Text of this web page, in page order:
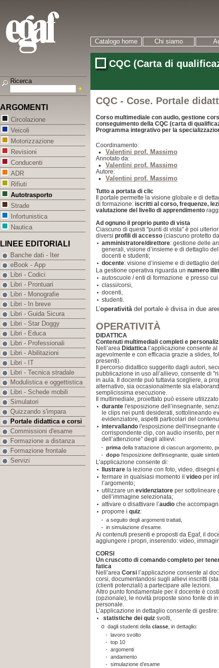
Catalogo home Chi siamo
CQC (Carta di
CQC - Cose. Portale
Corso multimediale con audio, gestione
conseguimento della CQC (carta di
Programma integrativo per la
Coordinamento:
Valentini prof. Massimo
Annotato da:
Valentini prof. Massimo
Autore:
Valentini prof. Massimo
Tutto a portata di clic
Il portale permette la visione globale e di
di formazione: iscritti al corso, frequenze,
valutazione del livello di apprendimento
Ad ognuno il proprio punto di vista
Ciascuno di questi "punti di vista" è poi
diversi profili di accesso (ciascuno protetto
• amministratore/direttore: gestione delle
generali, visione d’insieme e di dettaglio
docenti e studenti;
• docente: visione d’insieme e di dettaglio
La gestione operativa riguarda un numero
• autoscuole / enti di formazione e presso
• classi/corsi,
• docenti,
• studenti.
L’operativitàdel portale è divisa in due
OPERATIVITÀ
DIDATTICA
Contenuti multimediali completi e
Nell’area Didattica l’applicazione consente
agevolmente e con efficacia grazie a slides,
presenti).
Il percorso didattico suggerito dagli autori,
pubblicazione in uso all’allievo, consente di
in aula. Il docente può tuttavia scegliere, a
alternativo, sia occasionalmente sia
semplicissima esecuzione.
Il multimediale, proiettato può essere
• durante l'esposizione dell’insegnante,
le clips nei punti desiderati, sottolineando
evidenziatore, aspetti particolari del
• intervallando l'esposizione dell'insegnante
corrispondente clip, con audio inserito, per
dell’attenzione” degli allievi:
- prima della trattazione di ciascun argomento,
- dopo l'esposizione dell’insegnante, quale
L’applicazione consente di:
• llustrare la lezione con foto, video, disegni
• fermare in qualsiasi momento il video per
l’argomento;
• utilizzare un evidenziatore per sottolineare
dell’immagine selezionata;
• attivare o disattivare l’audio che
• proporre i quiz:
- a seguito degli argomenti trattati,
- in simulazione d’esame.
Ai contenuti presenti e proposti da Egaf, il
aggiungere i propri, inserendo: video,
CORSI
Un cruscotto di comando completo per
fatica
Nell’area Corsi l’applicazione consente al
corsi, documentandosi sugli allievi inscritti
(clienti potenziali) a partecipare alle lezioni.
Altro punto fondamentale per il docente è
(opzionale), le novità proposte sono fonte di
personale.
L’applicazione in dettaglio consente di gestire:
• statistiche dei quiz svolti,
o dagli studenti della classe , in dettaglio:
- lavoro svolto
- top 10
- argomenti
- andamento
- simulazione d’esame
Ricerca
ARGOMENTI
Circolazione
Veicoli
Motorizzazione
Revisioni
Conducenti
ADR
Rifiuti
Autotrasporto
Strade
Infortunistica
Nautica
LINEE EDITORIALI
Banche dati - Iter
eBook - App
Libri - Codici
Libri - Prontuari
Libri - Monografie
Libri - In breve
Libri - Guida Sicura
Libri - Star Doggy
Libri - Educa
Libri - Professionali
Libri - Abilitazioni
Libri - IT
Libri - Tecnica stradale
Modulistica e oggettistica
Libri - Schede mobili
Simulatori
Quizzando s'impara
Portale didattica e corsi
Commissioni d'esame
Formazione a distanza
Formazione frontale
Servizi